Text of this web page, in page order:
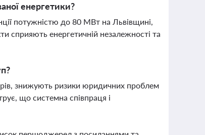
енергетики?
потужністю до 80 МВт на Львівщині,
сприяють енергетичній незалежності та
знижують ризики юридичних проблем
що системна співпраця і